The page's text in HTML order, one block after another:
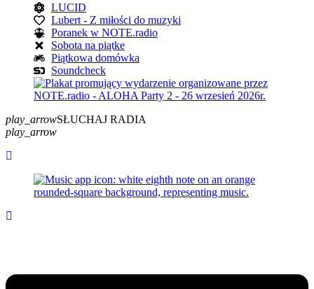
LUCID
Lubert - Z miłości do muzyki
Poranek w NOTE.radio
Sobota na piątke
Piątkowa domówka
Soundcheck
play_arrowSŁUCHAJ RADIA
play_arrow